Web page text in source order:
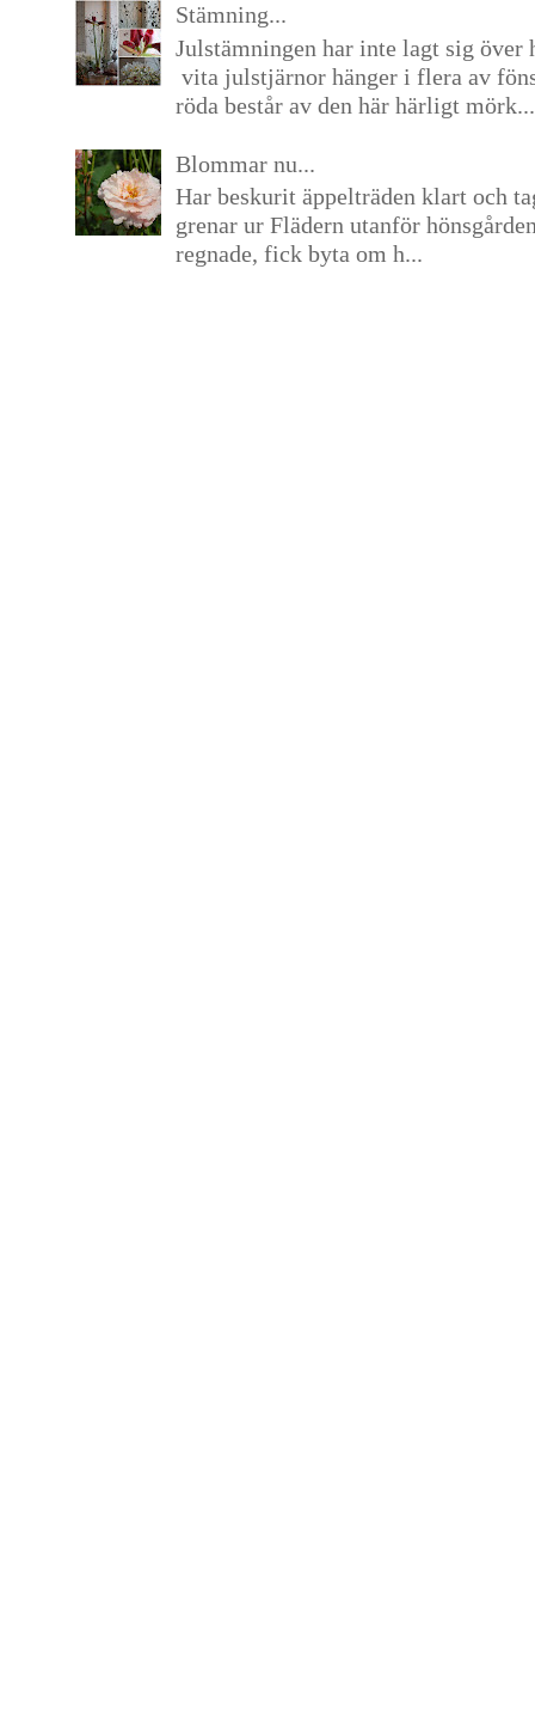
Stämning...
Julstämningen har inte lagt sig över
vita julstjärnor hänger i flera av
röda består av den här härligt mörk...
Blommar nu...
Har beskurit äppelträden klart och
grenar ur Flädern utanför
regnade, fick byta om h...